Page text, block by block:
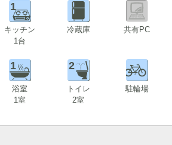
1
キッチン
1台
冷蔵庫 共有PC
1
浴室
1室
2
トイレ
2室
駐輪場